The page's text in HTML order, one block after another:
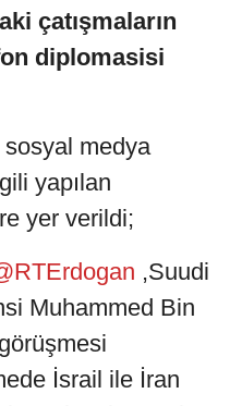
çatışmaların
diplomasisi
sosyal medya
yapılan
yer verildi;
,Suudi
Muhammed Bin
İsrail ile İran